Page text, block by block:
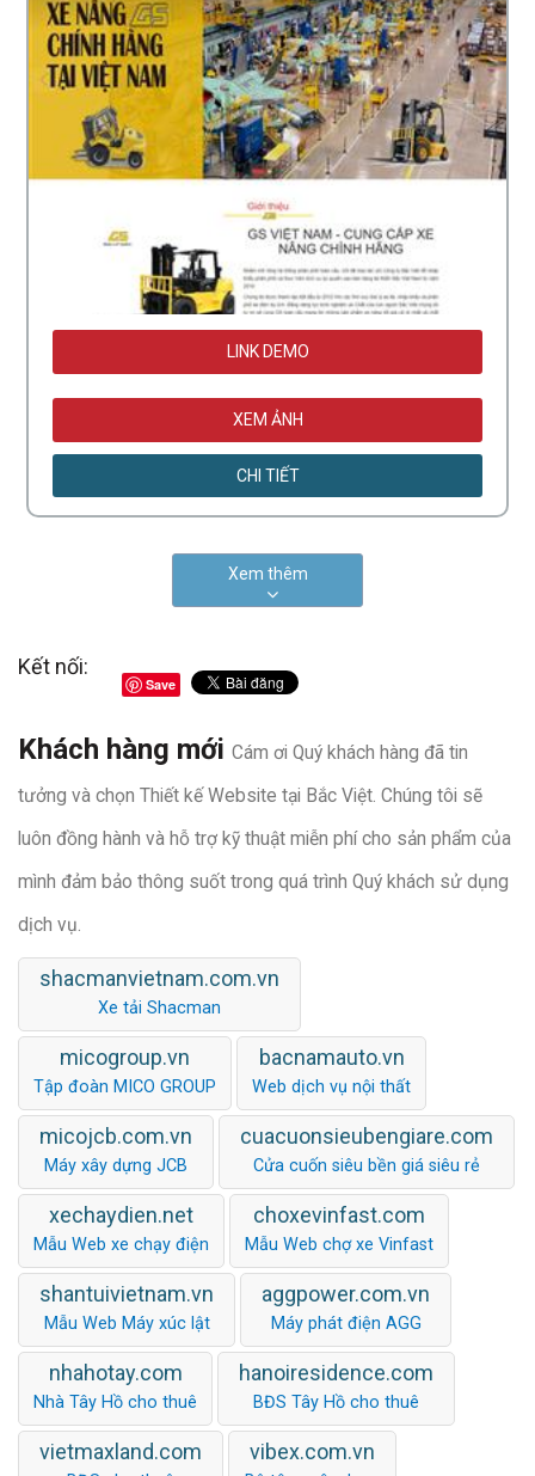
LINK DEMO
XEM ẢNH
CHI TIẾT
Xem thêm
Kết nối:
Save
Khách hàng mới Cám ơi Quý khách hàng đã tin
tưởng và chọn Thiết kế Website tại Bắc Việt. Chúng tôi sẽ
luôn đồng hành và hỗ trợ kỹ thuật miễn phí cho sản phẩm của
mình đảm bảo thông suốt trong quá trình Quý khách sử dụng
dịch vụ.
shacmanvietnam.com.vn
Xe tải Shacman
micogroup.vn
Tập đoàn MICO GROUP
bacnamauto.vn
Web dịch vụ nội thất
micojcb.com.vn
Máy xây dựng JCB
cuacuonsieubengiare.com
Cửa cuốn siêu bền giá siêu rẻ
xechaydien.net
Mẫu Web xe chạy điện
choxevinfast.com
Mẫu Web chợ xe Vinfast
shantuivietnam.vn
Mẫu Web Máy xúc lật
aggpower.com.vn
Máy phát điện AGG
nhahotay.com
Nhà Tây Hồ cho thuê
hanoiresidence.com
BĐS Tây Hồ cho thuê
vietmaxland.com vibex.com.vn